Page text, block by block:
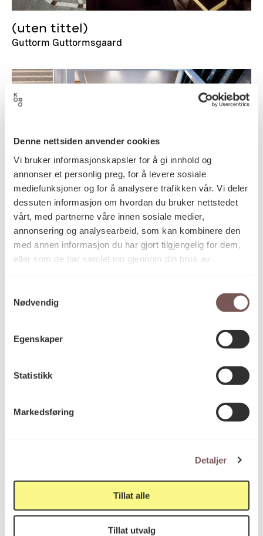
Denne nettsiden anvender cookies
Vi bruker informasjonskapsler for å gi innhold og
annonser et personlig preg, for å levere sosiale
mediefunksjoner og for å analysere trafikken vår. Vi deler
dessuten informasjon om hvordan du bruker nettstedet
vårt, med partnerne våre innen sosiale medier,
annonsering og analysearbeid, som kan kombinere den
med annen informasjon du har gjort tilgjengelig for dem,
eller som de har samlet inn gjennom din bruk av
Nødvendig
Egenskaper
Statistikk
Markedsføring
Detaljer
Tillat alle
Tillat utvalg
(uten tittel)
Guttorm Guttormsgaard
Rettstegning
Lotte Konow Lund